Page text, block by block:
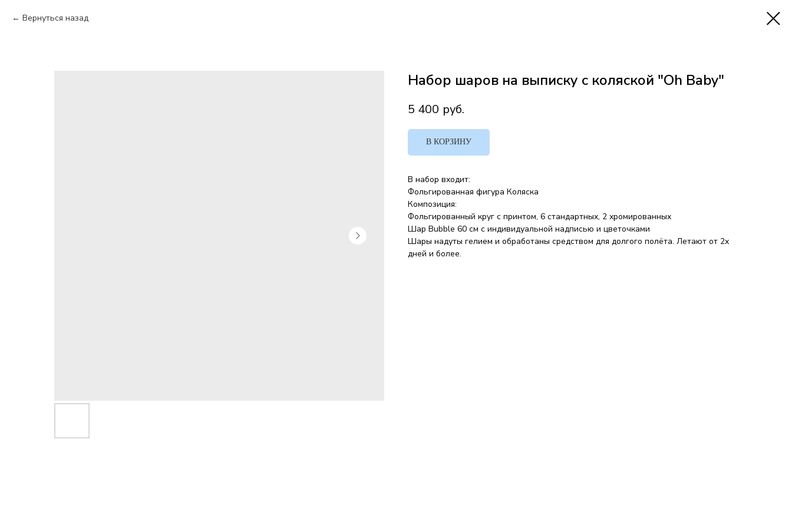
Вернуться назад
Набор шаров на выписку с коляской "Oh Baby"
5 400 руб.
В КОРЗИНУ
В набор входит:
Фольгированная фигура Коляска
Композиция:
Фольгированный круг с принтом, 6 стандартных, 2 хромированных
Шар Bubble 60 см с индивидуальной надписью и цветочками
Шары надуты гелием и обработаны средством для долгого полёта. Летают от 2х
дней и более.